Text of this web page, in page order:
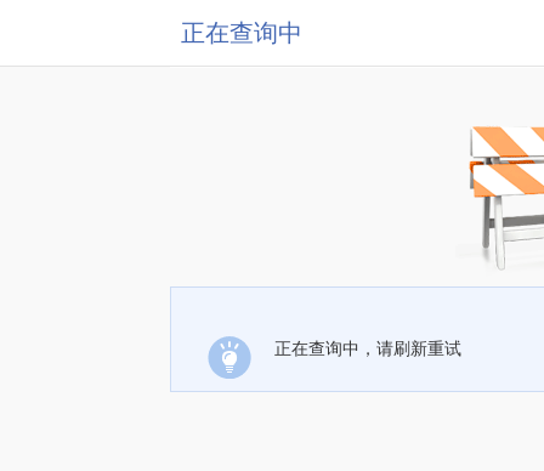
正在查询中
正在查询中，请刷新重试